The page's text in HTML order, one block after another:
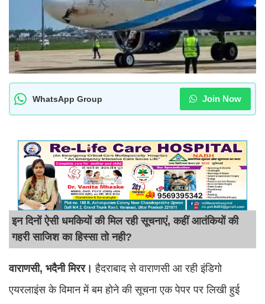
WhatsApp Group Join Now
इन दिनों ऐसी धमकियों की मिल रही सूचनाएं, कहीं आतंकियों की
गहरी साजिश का हिस्सा तो नही?
वाराणसी, भदैनी मिरर। हैदराबाद से वाराणसी आ रही इंडिगो
एयरलाइंस के विमान में बम होने की सूचना एक पेपर पर लिखी हुई